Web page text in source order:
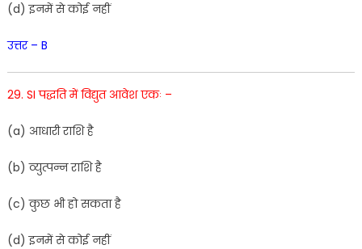
(d)इनमेंसेकोई नहीं
उत्तर – B
29. SIपद्धतिमेंविद्युत आवेशएकः –
(a) आधारीराशिहै
(b)व्युत्पन्नराशिहै
(c)कुछ भीहोसकता है
(d)इनमेंसेकोई नहीं